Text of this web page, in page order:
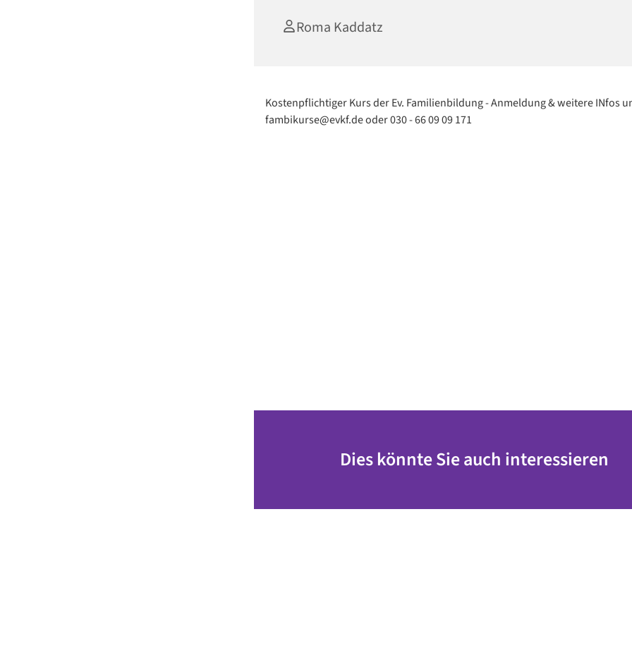
Roma Kaddatz
Kostenpflichtiger Kurs der Ev. Familienbildung - Anmeldung & weitere INfos
fambikurse@evkf.de oder 030 - 66 09 09 171
Dies könnte Sie auch interessieren